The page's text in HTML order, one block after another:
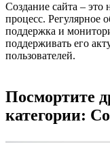
Создание сайта –
процесс. Регулярное
поддержка и
поддерживать его
пользователей.
Посмортите
категории: